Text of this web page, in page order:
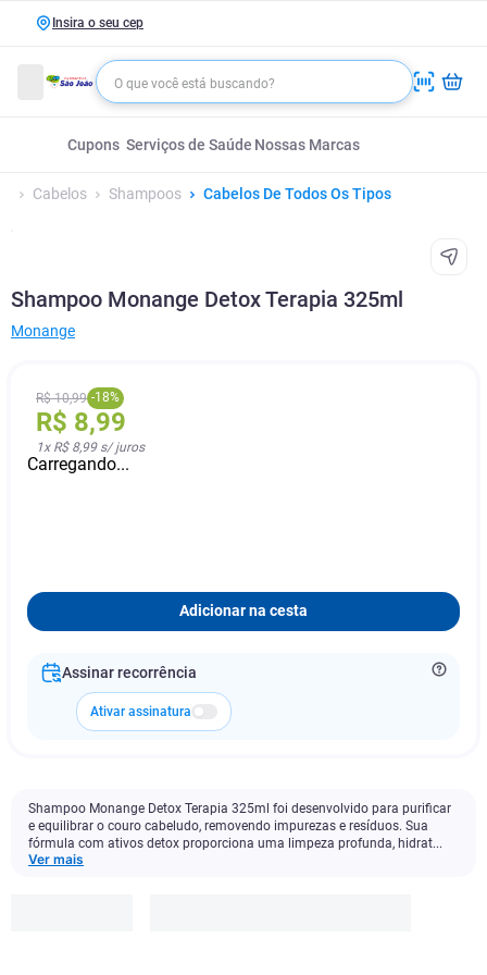
Insira o seu cep
Cupons Serviços de Saúde Nossas Marcas
Cabelos Shampoos Cabelos De Todos Os Tipos
Shampoo Monange Detox Terapia 325ml
Monange
R$ 10,99 -18%
R$ 8,99
1x R$ 8,99s/ juros
Carregando...
Adicionar na cesta
Assinar recorrência
Ativar assinatura
Shampoo Monange Detox Terapia 325ml foi desenvolvido para purificar
e equilibrar o couro cabeludo, removendo impurezas e resíduos. Sua
fórmula com ativos detox proporciona uma limpeza profunda, hidrat...
Ver mais